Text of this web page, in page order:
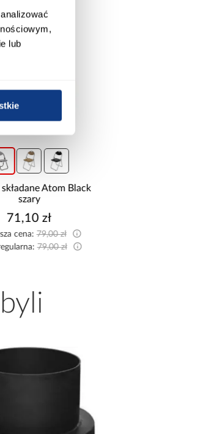
lub
promocja
składane Atom Black
szary
71,10 zł
cena: 79,00 zł
79,00 zł